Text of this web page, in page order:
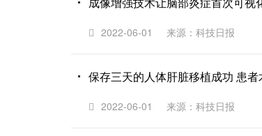
2022-06-01 来源：科技日报
保存三天的人体肝脏移植成功 患
2022-06-01 来源：科技日报